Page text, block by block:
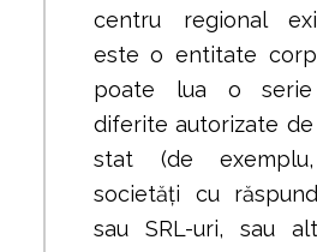
centru regional
este o entitate
poate lua o
diferite autorizate
stat (de
societăți cu
sau SRL-uri, sau